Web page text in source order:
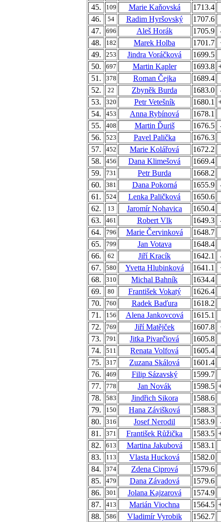
45.
109 Marie Kaňovská
1713.4
46.
54 Radim Hyršovský
1707.6
47.
696 Aleš Horák 1705.9
48.
182 Marek Holba 1701.7
49.
253 Jindra Voráčková
1699.5
50.
697 Martin Kapler 1693.8
51.
378 Roman Čejka
1689.4
52.
22 Zbyněk Burda 1683.0
53.
320 Petr Vetešník 1680.1
54.
453 Anna Rybínová
1678.1
55.
408 Martin Ďuriš 1676.5
56.
523 Pavel Palička
1676.3
57.
452 Marie Kolářová
1672.2
58.
456 Dana Klimešová
1669.4
59.
731 Petr Burda
1668.2
60.
381 Dana Pokorná 1655.9
61.
524 Lenka Paličková
1650.6
62.
13 Jaromír Nohavica
1650.4
63.
461 Robert Vlk 1649.3
64.
796 Marie Červinková
1648.7
65.
799 Jan Votava
1648.4
66.
62 Jiří Kracík 1642.1
67.
580 Yvetta Hlubinková 1641.1
68.
310 Michal Bahník
1634.4
69.
80 František Vokatý
1626.4
70.
760 Radek Baďura
1618.2
71.
156 Alena Jankovcová
1615.1
72.
769 Jiří Matějček 1607.8
73.
791 Jitka Pivarčiová
1605.8
74.
511 Renata Volfová
1605.4
75.
317 Zuzana Skálová
1601.4
76.
469 Filip Sázavský
1599.7
77.
778 Jan Novák 1598.5
78.
583 Jindřich Sikora
1588.6
79.
150 Hana Závišková
1588.3
80.
316 Josef Nerodil 1583.9
81.
371 František Růžička 1583.5
82.
613 Martina Jakubová
1583.1
83.
113 Vlasta Hucková
1582.0
84.
374 Zdena Ciprová
1579.6
85.
479 Dana Závadová
1579.6
86.
301 Jolana Kajzarová
1574.9
87.
413 Marián Viochna 1564.5
88.
586 Vladimír Vyrobik
1562.7